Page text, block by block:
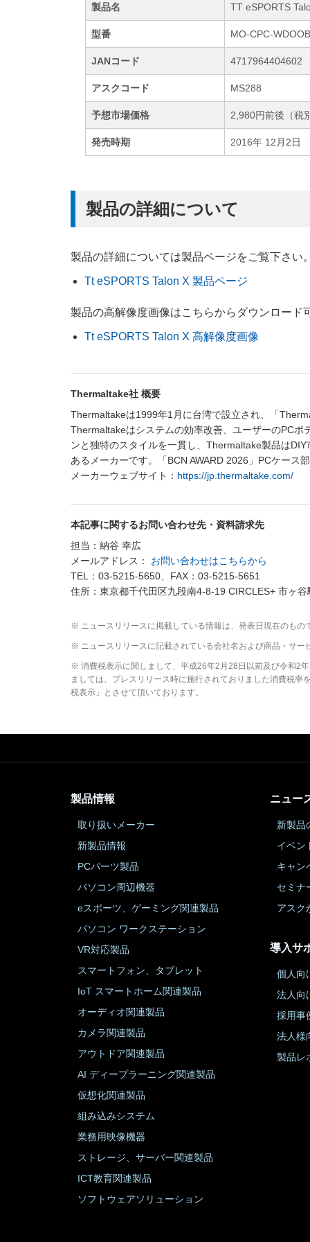
製品名 TT eSPORTS
型番 MO-CPC-
JANコード 4717964404602
アスクコード MS288
予想市場価格 2,980円前後（税
発売時期 2016年 12月2日
製品の詳細について
製品の詳細については製品ページをご覧下さい
Tt eSPORTS Talon X 製品ページ
製品の高解像度画像はこちらからダウンロード
Tt eSPORTS Talon X 高解像度画像
Thermaltake社 概要
Thermaltakeは1999年1月に台湾で設立され、「
Thermaltakeはシステムの効率改善、ユーザーのPC
ンと独特のスタイルを一貫し、Thermaltake製品は
あるメーカーです。「BCN AWARD 2026」PCケース
メーカーウェブサイト： https://jp.thermaltake.com/
本記事に関するお問い合わせ先・資料請求先
担当：納谷 幸広
メールアドレス： お問い合わせはこちらから
TEL：03-5215-5650、FAX：03-5215-5651
住所：東京都千代田区九段南4-8-19 CIRCLES+ 市ヶ谷
※ ニュースリリースに掲載している情報は、発表日現在のも
※ ニュースリリースに記載されている会社名および商品・サー
※ 消費税表示に関しまして、平成26年2月28日以前及び令和2
ましては、プレスリリース時に施行されておりました消費税
税表示」とさせて頂いております。
製品情報
取り扱いメーカー
新製品情報
PCパーツ製品
パソコン周辺機器
eスポーツ、ゲーミング関連製品
パソコン ワークステーション
VR対応製品
スマートフォン、タブレット
IoT スマートホーム関連製品
オーディオ関連製品
カメラ関連製品
アウトドア関連製品
AI ディープラーニング関連製品
仮想化関連製品
組み込みシステム
業務用映像機器
ストレージ、サーバー関連製品
ICT教育関連製品
ソフトウェアソリューション
ニュー
新製品
イベン
キャン
セミナ
アスク
導入サ
個人向
法人向
採用事
法人様
製品レ